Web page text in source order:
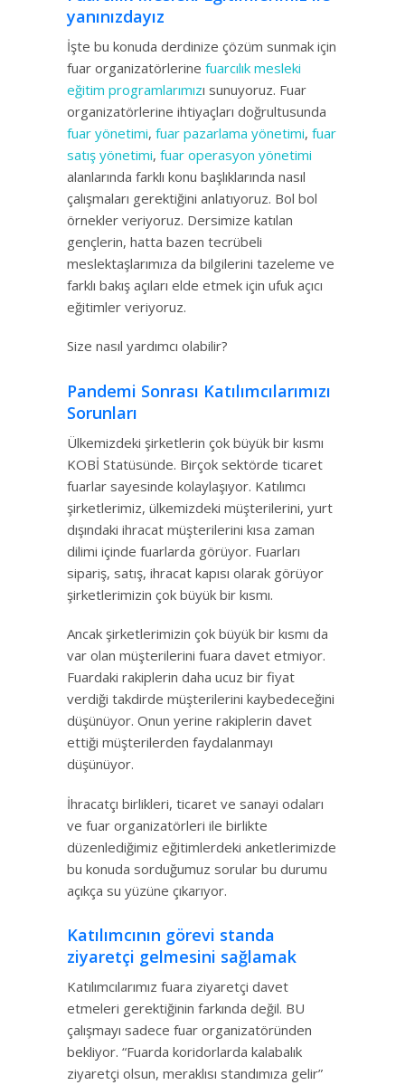
yanınızdayız
İşte bu konuda derdinize çözüm sunmak için
fuar organizatörlerine fuarcılık mesleki
eğitim programlarımızı sunuyoruz. Fuar
organizatörlerine ihtiyaçları doğrultusunda
fuar yönetimi, fuar pazarlama yönetimi, fuar
satış yönetimi, fuar operasyon yönetimi
alanlarında farklı konu başlıklarında nasıl
çalışmaları gerektiğini anlatıyoruz. Bol bol
örnekler veriyoruz. Dersimize katılan
gençlerin, hatta bazen tecrübeli
meslektaşlarımıza da bilgilerini tazeleme ve
farklı bakış açıları elde etmek için ufuk açıcı
eğitimler veriyoruz.
Size nasıl yardımcı olabilir?
Pandemi Sonrası Katılımcılarımızı
Sorunları
Ülkemizdeki şirketlerin çok büyük bir kısmı
KOBİ Statüsünde. Birçok sektörde ticaret
fuarlar sayesinde kolaylaşıyor. Katılımcı
şirketlerimiz, ülkemizdeki müşterilerini, yurt
dışındaki ihracat müşterilerini kısa zaman
dilimi içinde fuarlarda görüyor. Fuarları
sipariş, satış, ihracat kapısı olarak görüyor
şirketlerimizin çok büyük bir kısmı.
Ancak şirketlerimizin çok büyük bir kısmı da
var olan müşterilerini fuara davet etmiyor.
Fuardaki rakiplerin daha ucuz bir fiyat
verdiği takdirde müşterilerini kaybedeceğini
düşünüyor. Onun yerine rakiplerin davet
ettiği müşterilerden faydalanmayı
düşünüyor.
İhracatçı birlikleri, ticaret ve sanayi odaları
ve fuar organizatörleri ile birlikte
düzenlediğimiz eğitimlerdeki anketlerimizde
bu konuda sorduğumuz sorular bu durumu
açıkça su yüzüne çıkarıyor.
Katılımcının görevi standa
ziyaretçi gelmesini sağlamak
Katılımcılarımız fuara ziyaretçi davet
etmeleri gerektiğinin farkında değil. BU
çalışmayı sadece fuar organizatöründen
bekliyor. “Fuarda koridorlarda kalabalık
ziyaretçi olsun, meraklısı standımıza gelir”